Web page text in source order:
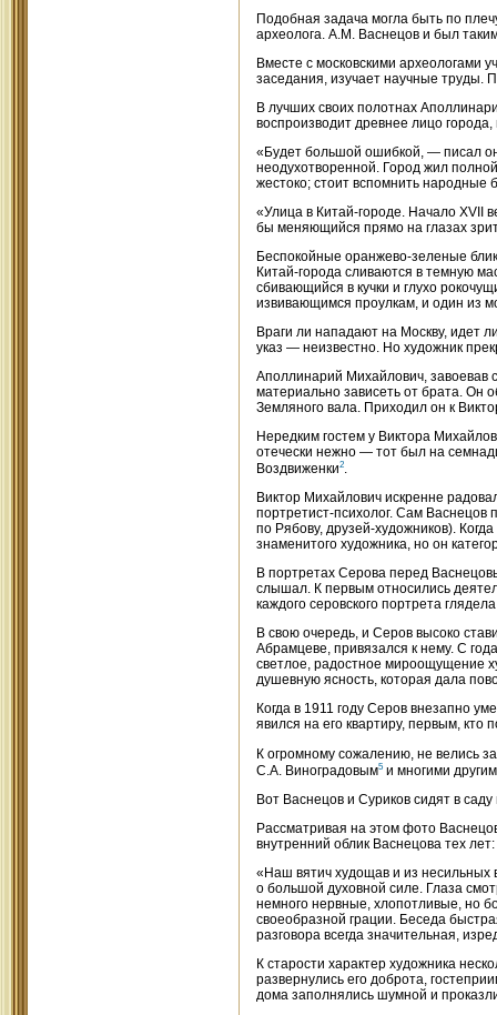
Подобная задача могла быть по
археолога. А.М. Васнецов и был
Вместе с московскими археологами
заседания, изучает научные труды.
В лучших своих полотнах
воспроизводит древнее лицо
«Будет большой ошибкой, — писал
неодухотворенной. Город жил
жестоко; стоит вспомнить народные
«Улица в Китай-городе. Начало XVII
бы меняющийся прямо на глазах
Беспокойные оранжево-зеленые
Китай-города сливаются в темную
сбивающийся в кучки и глухо
извивающимся проулкам, и один из
Враги ли нападают на Москву, идет
указ — неизвестно. Но художник
Аполлинарий Михайлович, завоевав
материально зависеть от брата. Он
Земляного вала. Приходил он к
Нередким гостем у Виктора
отечески нежно — тот был на
Воздвиженки2.
Виктор Михайлович искренне
портретист-психолог. Сам Васнецов
по Рябову, друзей-художников).
знаменитого художника, но он
В портретах Серова перед
слышал. К первым относились
каждого серовского портрета
В свою очередь, и Серов высоко
Абрамцеве, привязался к нему. С
светлое, радостное мироощущение
душевную ясность, которая дала
Когда в 1911 году Серов внезапно
явился на его квартиру, первым, кто
К огромному сожалению, не велись
С.А. Виноградовым5 и многими
Вот Васнецов и Суриков сидят в
Рассматривая на этом фото
внутренний облик Васнецова тех лет:
«Наш вятич худощав и из несильных
о большой духовной силе. Глаза
немного нервные, хлопотливые, но
своеобразной грации. Беседа
разговора всегда значительная,
К старости характер художника
развернулись его доброта,
дома заполнялись шумной и